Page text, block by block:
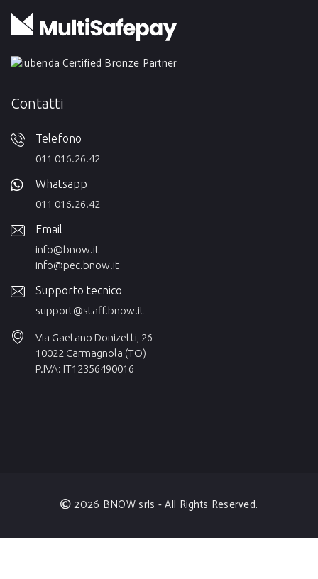
Contatti
Telefono
011 016.26.42
Whatsapp
011 016.26.42
Email
info@bnow.it
info@pec.bnow.it
Supporto tecnico
support@staff.bnow.it
Via Gaetano Donizetti, 26
10022 Carmagnola (TO)
P.IVA: IT12356490016
2026 BNOW srls - All Rights Reserved.